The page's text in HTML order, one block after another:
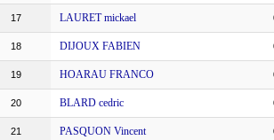
17 LAURET mickael
18 DIJOUX FABIEN
19 HOARAU FRANCO
20 BLARD cedric
21 PASQUON Vincent